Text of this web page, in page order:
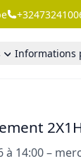
Informations
14:00 –